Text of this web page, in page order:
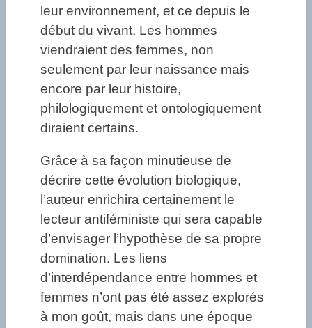
leur environnement, et ce depuis le
début du vivant. Les hommes
viendraient des femmes, non
seulement par leur naissance mais
encore par leur histoire,
philologiquement et ontologiquement
diraient certains.
Grâce à sa façon minutieuse de
décrire cette évolution biologique,
l’auteur enrichira certainement le
lecteur antiféministe qui sera capable
d’envisager l’hypothèse de sa propre
domination. Les liens
d’interdépendance entre hommes et
femmes n’ont pas été assez explorés
à mon goût, mais dans une époque